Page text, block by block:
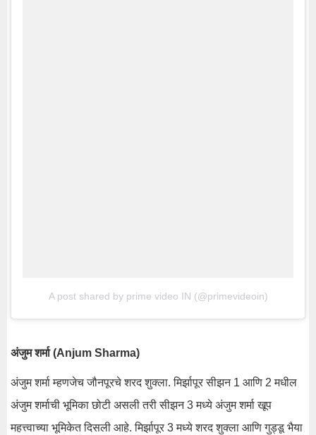
A post shared by prime video IN (@primevideoin)
अंजुम शर्मा (Anjum Sharma)
अंजुम शर्मा म्हणजेच जौनपूरचे शरद शुक्ला. मिर्झापूर सीझन 1 आणि 2 मधील
अंजुम शर्माची भूमिका छोटी असली तरी सीझन 3 मध्ये अंजुम शर्मा खूप
महत्त्वाच्या भूमिकेत दिसली आहे. मिर्झापूर 3 मध्ये शरद शुक्ला आणि गुड्डू भैया